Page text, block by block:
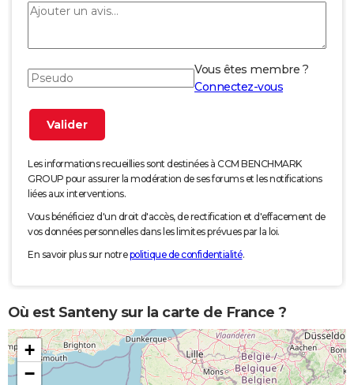
Vous êtes membre ?
Connectez-vous
Les informations recueillies sont destinées à CCM BENCHMARK
GROUP pour assurer la modération de ses forums et les notifications
liées aux interventions.
Vous bénéficiez d'un droit d'accès, de rectification et d'effacement de
vos données personnelles dans les limites prévues par la loi.
En savoir plus sur notrepolitique de confidentialité.
Où est Santeny sur la carte de France ?
+
−